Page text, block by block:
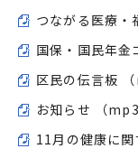
つながる医療・
国保・国民年金
区民の伝言板
お知らせ （
11月の健康に